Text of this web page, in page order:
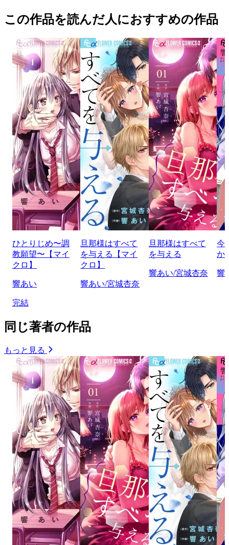
この作品を読んだ人におすすめの作品
ひとりじめ〜調
教願望〜【マイ
クロ】
響あい
完結
旦那様はすべて
を与える【マイ
クロ】
響あい/宮城杏奈
旦那様はすべて
を与える
響あい/宮城杏奈
今
か
響
同じ著者の作品
もっと見る